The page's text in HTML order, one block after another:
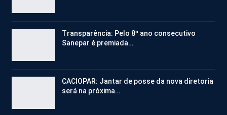
Transparência: Pelo 8º ano consecutivo
Sanepar é premiada…
CACIOPAR: Jantar de posse da nova diretoria
será na próxima…